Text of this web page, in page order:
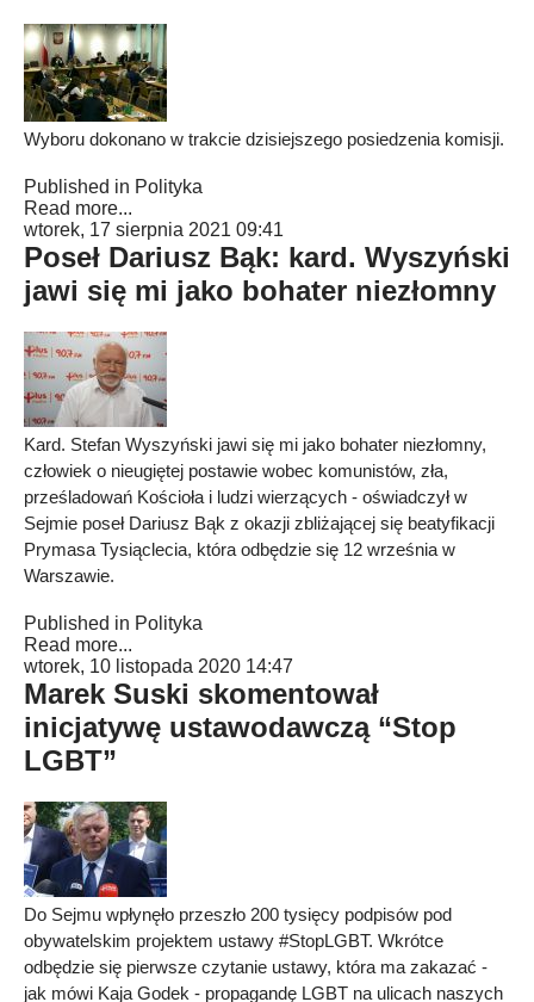
Wyboru dokonano w trakcie dzisiejszego posiedzenia komisji.
Published in Polityka
Read more...
wtorek, 17 sierpnia 2021 09:41
Poseł Dariusz Bąk: kard. Wyszyński
jawi się mi jako bohater niezłomny
Kard. Stefan Wyszyński jawi się mi jako bohater niezłomny,
człowiek o nieugiętej postawie wobec komunistów, zła,
prześladowań Kościoła i ludzi wierzących - oświadczył w
Sejmie poseł Dariusz Bąk z okazji zbliżającej się beatyfikacji
Prymasa Tysiąclecia, która odbędzie się 12 września w
Warszawie.
Published in Polityka
Read more...
wtorek, 10 listopada 2020 14:47
Marek Suski skomentował
inicjatywę ustawodawczą “Stop
LGBT”
Do Sejmu wpłynęło przeszło 200 tysięcy podpisów pod
obywatelskim projektem ustawy #StopLGBT. Wkrótce
odbędzie się pierwsze czytanie ustawy, która ma zakazać -
jak mówi Kaja Godek - propagandę LGBT na ulicach naszych